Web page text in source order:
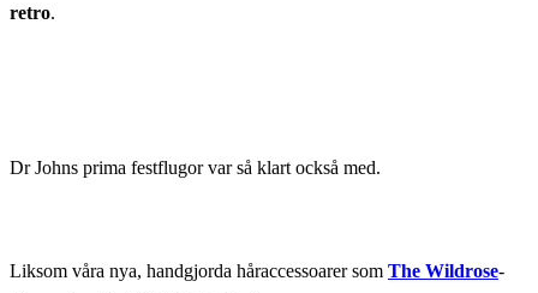
retro.
Dr Johns prima festflugor var så klart också med.
Liksom våra nya, handgjorda håraccessoarer som The Wildrose-